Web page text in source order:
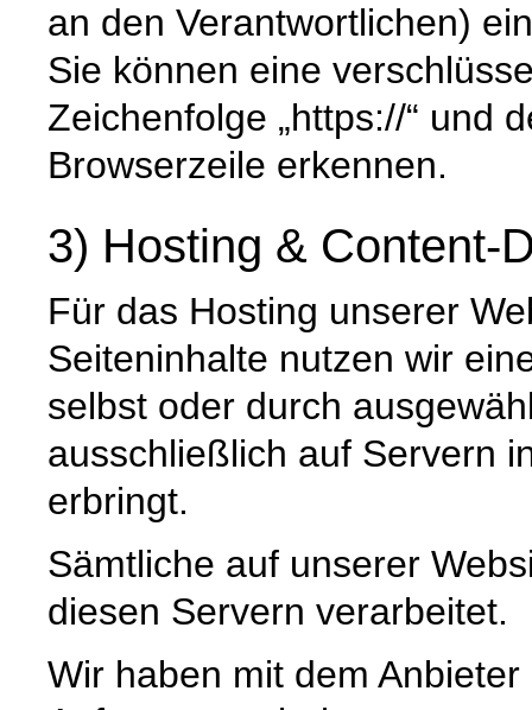
an den Verantwortlichen)
Sie können eine
Zeichenfolge „https://“ und
Browserzeile erkennen.
3) Hosting & Content-
Für das Hosting unserer
Seiteninhalte nutzen wir
selbst oder durch
ausschließlich auf Servern
erbringt.
Sämtliche auf unserer
diesen Servern verarbeitet.
Wir haben mit dem Anbieter